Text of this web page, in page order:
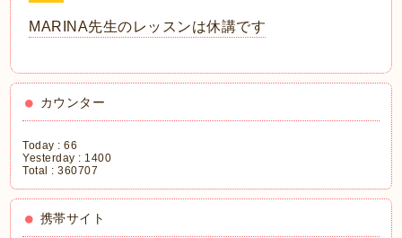
MARINA先生のレッスンは休講です
カウンター
Today :66
Yesterday : 1400
Total :360707
携帯サイト